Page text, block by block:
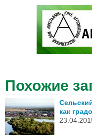
Похожие
как